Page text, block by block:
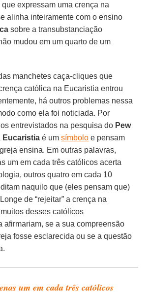
expressam uma crença na
alinha inteiramente com o ensino
sobre a transubstanciação
mudou em um quarto de um
manchetes caça-cliques que
católica na Eucaristia entrou
há outros problemas nessa
como ela foi noticiada. Por
entrevistados na pesquisa do Pew
Eucaristia é umsímbolo e pensam
ensina. Em outras palavras,
um em cada três católicos acerta
outros quatro em cada 10
naquilo que (eles pensam que)
de “rejeitar” a crença na
desses católicos
afirmariam, se a sua compreensão
fosse esclarecida ou se a questão
um em cada três católicos